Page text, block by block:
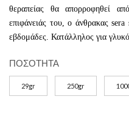
θεραπείας θα απορροφηθεί
επιφάνειάς του, ο άνθρακας
εβδομάδες. Κατάλληλος για
ΠΟΣΟΤΗΤΑ
29gr 250gr